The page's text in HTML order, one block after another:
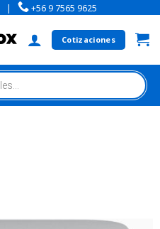
| +56 9 7565 9625
Cotizaciones